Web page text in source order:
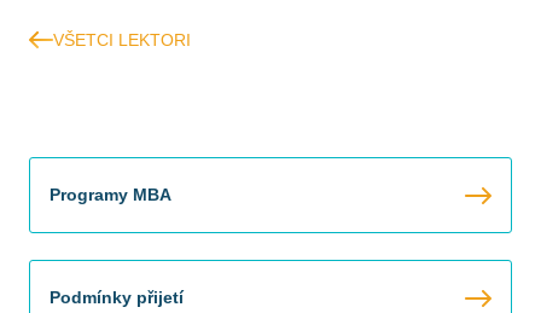
VŠETCI LEKTORI
Programy MBA
Podmínky přijetí